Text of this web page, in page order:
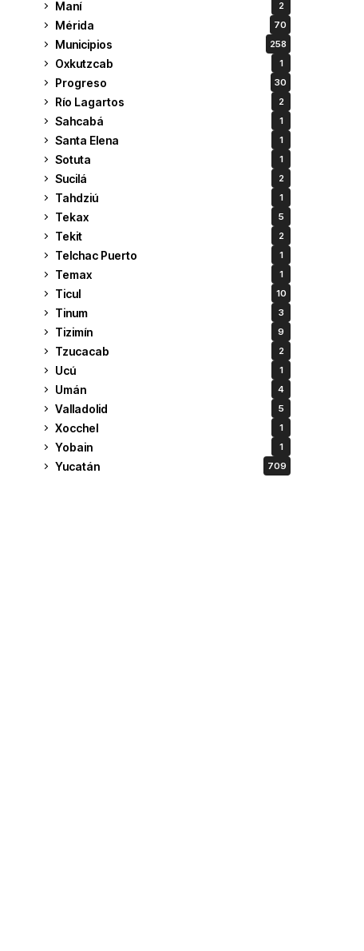
Maní 2
Mérida 70
Municipios 258
Oxkutzcab 1
Progreso 30
Río Lagartos 2
Sahcabá 1
Santa Elena 1
Sotuta 1
Sucilá 2
Tahdziú 1
Tekax 5
Tekit 2
Telchac Puerto 1
Temax 1
Ticul 10
Tinum 3
Tizimín 9
Tzucacab 2
Ucú 1
Umán 4
Valladolid 5
Xocchel 1
Yobain 1
Yucatán 709